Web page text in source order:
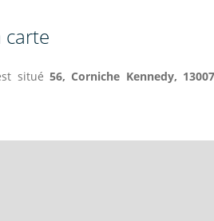
carte
situé 56, Corniche Kennedy,